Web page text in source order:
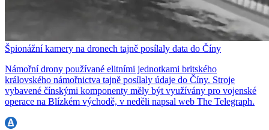
Špionážní kamery na dronech tajně posílaly data do Číny
Námořní drony používané elitními jednotkami britského
královského námořnictva tajně posílaly údaje do Číny. Stroje
vybavené čínskými komponenty měly být využívány pro vojenské
operace na Blízkém východě, v neděli napsal web The Telegraph.